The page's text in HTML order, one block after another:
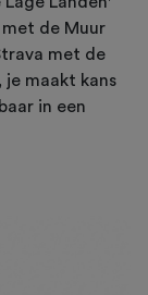
de Muur
met de
je maakt kans
in een